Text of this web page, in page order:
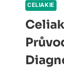
CELIAKIE